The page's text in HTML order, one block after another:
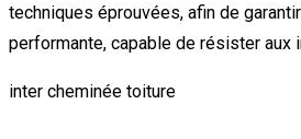
techniques éprouvées, afin de
performante, capable de résister aux
inter cheminée toiture